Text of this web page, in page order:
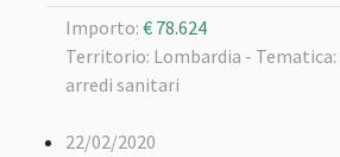
Importo: € 78.624
Territorio: Lombardia -
arredi sanitari
22/02/2020